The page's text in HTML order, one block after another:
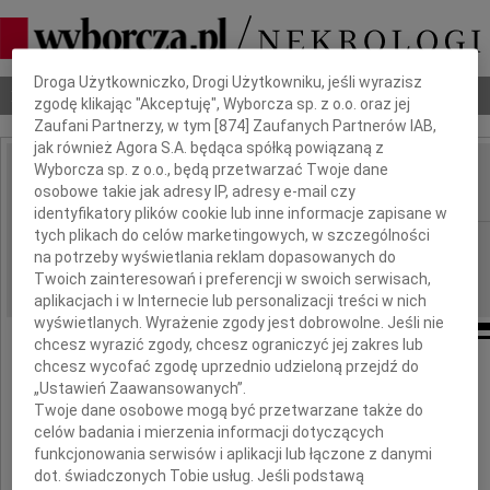
Nekrologi Odeszli Poradnik pogrzebowy
IMIĘ I NAZWISKO: Bogusław Sikorski
REGION: Opole
DATA EMISJI: 29.12.2017
Z głębokim żalem powiadamiamy o śmierci
Dbamy o Twoją prywatność
Droga Użytkowniczko, Drogi Użytkowniku, jeśli wyrazisz
zgodę klikając "Akceptuję", Wyborcza sp. z o.o. oraz jej
Zaufani Partnerzy, w tym [874 ] Zaufanych Partnerów IAB,
jak również Agora S.A. będąca spółką powiązaną z
Wyborcza sp. z o.o., będą przetwarzać Twoje dane
osobowe takie jak adresy IP, adresy e-mail czy
identyfikatory plików cookie lub inne informacje zapisane w
tych plikach do celów marketingowych, w szczególności
na potrzeby wyświetlania reklam dopasowanych do
Twoich zainteresowań i preferencji w swoich serwisach,
aplikacjach i w Internecie lub personalizacji treści w nich
wyświetlanych. Wyrażenie zgody jest dobrowolne. Jeśli nie
chcesz wyrazić zgody, chcesz ograniczyć jej zakres lub
chcesz wycofać zgodę uprzednio udzieloną przejdź do
„Ustawień Zaawansowanych”.
Twoje dane osobowe mogą być przetwarzane także do
celów badania i mierzenia informacji dotyczących
funkcjonowania serwisów i aplikacji lub łączone z danymi
dot. świadczonych Tobie usług. Jeśli podstawą